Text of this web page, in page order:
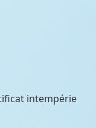
intempérie